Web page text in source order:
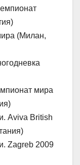
(Милан,
мира
Aviva British
Zagreb 2009